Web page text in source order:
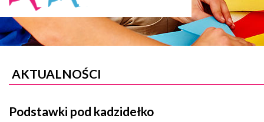
AKTUALNOŚCI
Podstawki pod kadzidełko